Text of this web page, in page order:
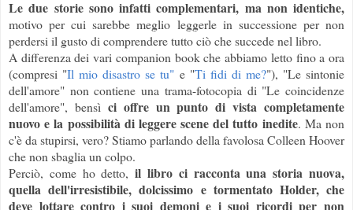
Le due storie sono infatti complementari, ma non identiche,
motivo per cui sarebbe meglio leggerle in successione per non
perdersi il gusto di comprendere tutto ciò che succede nel libro.
A differenza dei vari companion book che abbiamo letto fino a ora
(compresi "Il mio disastro se tu" e "Ti fidi di me?"), "Le sintonie
dell'amore" non contiene una trama-fotocopia di "Le coincidenze
dell'amore", bensì ci offre un punto di vista completamente
nuovo e la possibilità di leggere scene del tutto inedite. Ma non
c'è da stupirsi, vero? Stiamo parlando della favolosa Colleen Hoover
che non sbaglia un colpo.
Perciò, come ho detto,il libro ci racconta una storia nuova,
quella dell'irresistibile, dolcissimo e tormentato Holder, che
deve lottare contro i suoi demoni e i suoi ricordi per non